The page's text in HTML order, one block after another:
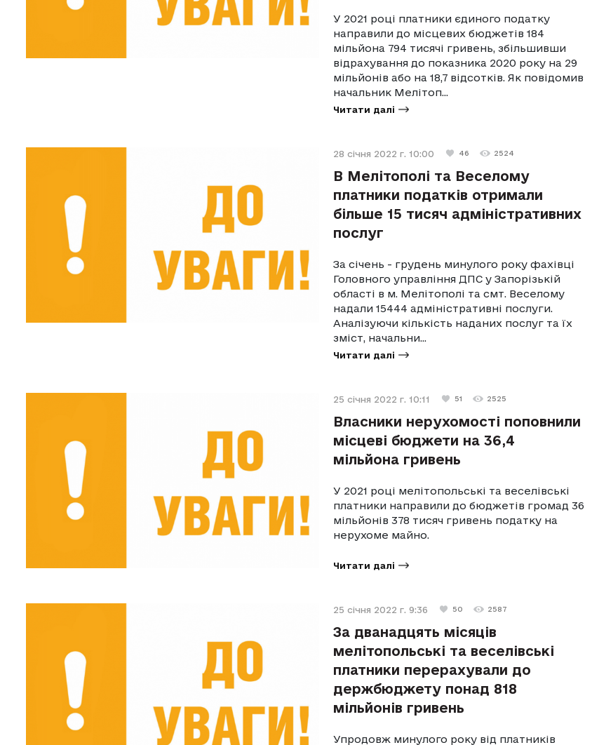
У 2021 році платники єдиного податку
направили до місцевих бюджетів 184
мільйона 794 тисячі гривень, збільшивши
відрахування до показника 2020 року на 29
мільйонів або на 18,7 відсотків. Як повідомив
начальник Мелітоп...
Читати далі
28 січня 2022 г. 10:00 46 2524
В Мелітополі та Веселому
платники податків отримали
більше 15 тисяч адміністративних
послуг
За січень - грудень минулого року фахівці
Головного управління ДПС у Запорізькій
області в м. Мелітополі та смт. Веселому
надали 15444 адміністративні послуги.
Аналізуючи кількість наданих послуг та їх
зміст, начальни...
Читати далі
25 січня 2022 г. 10:11 51 2525
Власники нерухомості поповнили
місцеві бюджети на 36,4
мільйона гривень
У 2021 році мелітопольські та веселівські
платники направили до бюджетів громад 36
мільйонів 378 тисяч гривень податку на
нерухоме майно.
Читати далі
25 січня 2022 г. 9:36 50 2587
За дванадцять місяців
мелітопольські та веселівські
платники перерахували до
держбюджету понад 818
мільйонів гривень
Упродовж минулого року від платників